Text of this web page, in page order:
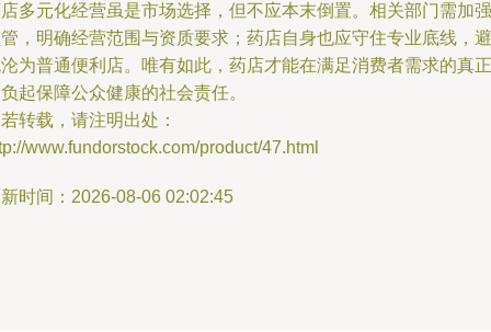
多元化经营虽是市场选择，但不应本末倒置。相关部门需加强
，明确经营范围与资质要求；药店自身也应守住专业底线，避
为普通便利店。唯有如此，药店才能在满足消费者需求的真正
起保障公众健康的社会责任。
转载，请注明出处：
www.fundorstock.com/product/47.html
时间：2026-08-06 02:02:45